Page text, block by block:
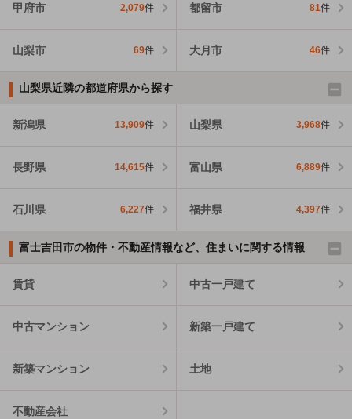
甲府市 2,079件 都留市 81件
山梨市 69件 大月市 46件
山梨県近隣の都道府県から探す
新潟県 13,909件 山梨県 3,968件
長野県 14,615件 富山県 6,889件
石川県 6,227件 福井県 4,397件
富士吉田市の物件・不動産情報など、住まいに関する情報
賃貸 中古一戸建て
中古マンション 新築一戸建て
新築マンション 土地
不動産会社